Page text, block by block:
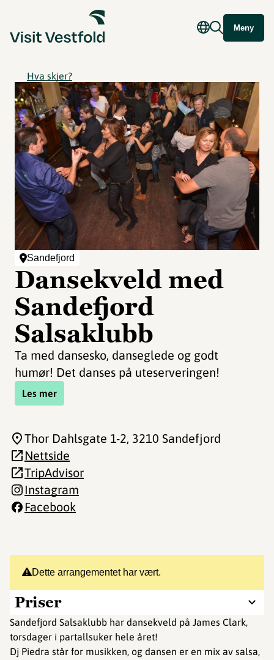
Meny
Hva skjer?
Sandefjord
Dansekveld med
Sandefjord
Salsaklubb
Ta med dansesko, danseglede og godt
humør! Det danses på uteserveringen!
Les mer
Dette arrangementet har vært.
Priser
Sandefjord Salsaklubb har dansekveld på James Clark,
torsdager i partallsuker hele året!
Dj Piedra står for musikken, og dansen er en mix av salsa,
Thor Dahlsgate 1-2, 3210 Sandefjord
Nettside
TripAdvisor
Instagram
Facebook